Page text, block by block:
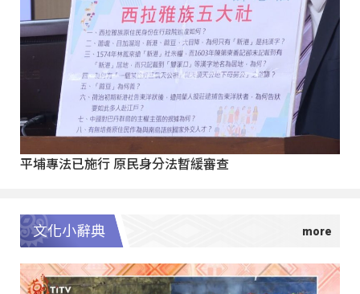
平埔專法已施行 原民身分法暫緩審查
文化小辭典